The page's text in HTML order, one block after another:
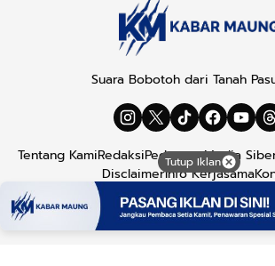
Tutup Iklan
Suara Bobotoh dari Tanah
Tentang KamiRedaksiPedoman Media
DisclaimerInfo Kerjasama
Copyright © 2026Kabar Maung. All